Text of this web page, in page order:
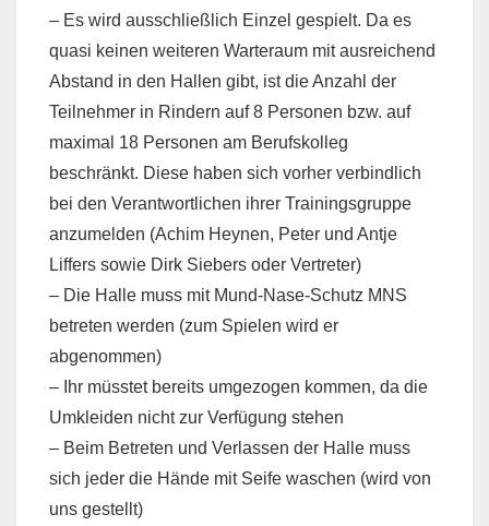
– Es wird ausschließlich Einzel gespielt. Da es
quasi keinen weiteren Warteraum mit ausreichend
Abstand in den Hallen gibt, ist die Anzahl der
Teilnehmer in Rindern auf 8 Personen bzw. auf
maximal 18 Personen am Berufskolleg
beschränkt. Diese haben sich vorher verbindlich
bei den Verantwortlichen ihrer Trainingsgruppe
anzumelden (Achim Heynen, Peter und Antje
Liffers sowie Dirk Siebers oder Vertreter)
– Die Halle muss mit Mund-Nase-Schutz MNS
betreten werden (zum Spielen wird er
abgenommen)
– Ihr müsstet bereits umgezogen kommen, da die
Umkleiden nicht zur Verfügung stehen
– Beim Betreten und Verlassen der Halle muss
sich jeder die Hände mit Seife waschen (wird von
uns gestellt)